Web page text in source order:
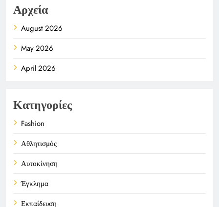
Αρχεία
August 2026
May 2026
April 2026
Κατηγορίες
Fashion
Αθλητισμός
Αυτοκίνηση
Έγκλημα
Εκπαίδευση